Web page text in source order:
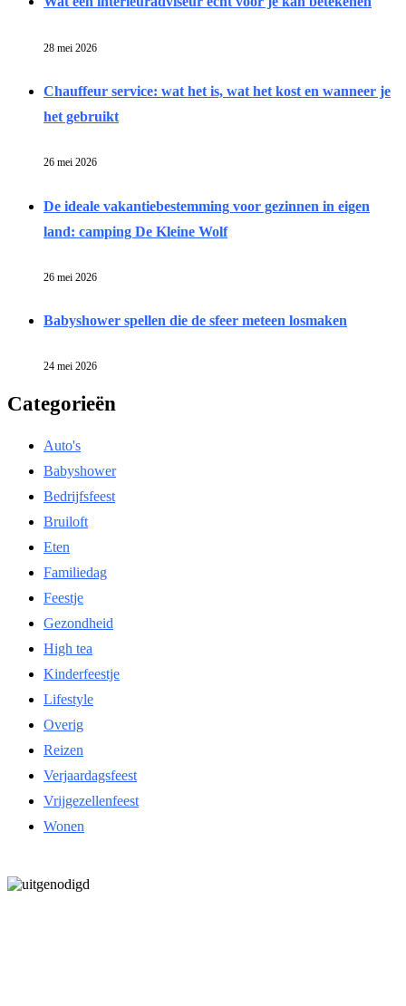
28 mei 2026
Chauffeur service: wat het is, wat het kost en wanneer je
het gebruikt
26 mei 2026
De ideale vakantiebestemming voor gezinnen in eigen
land: camping De Kleine Wolf
26 mei 2026
Babyshower spellen die de sfeer meteen losmaken
24 mei 2026
Categorieën
Auto's
Babyshower
Bedrijfsfeest
Bruiloft
Eten
Familiedag
Feestje
Gezondheid
High tea
Kinderfeestje
Lifestyle
Overig
Reizen
Verjaardagsfeest
Vrijgezellenfeest
Wonen